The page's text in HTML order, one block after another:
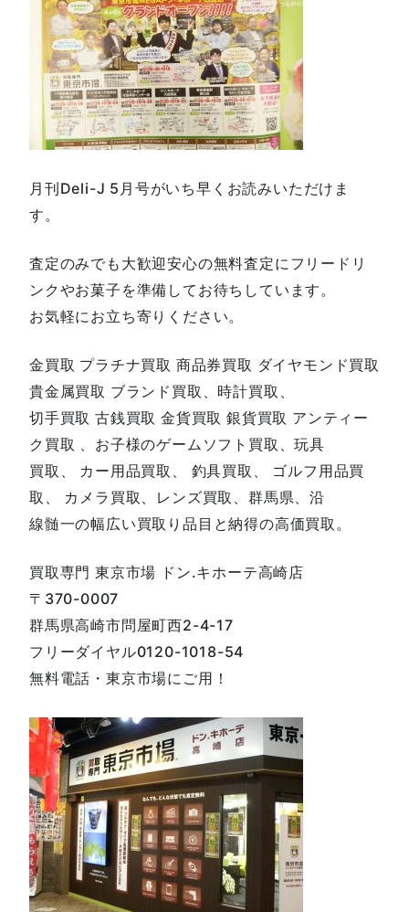
月刊Deli-J 5月号がいち早くお読みいただけま
す。
査定のみでも大歓迎安心の無料査定にフリードリ
ンクやお菓子を準備してお待ちしています。
お気軽にお立ち寄りください。
金買取 プラチナ買取 商品券買取 ダイヤモンド買取
貴金属買取 ブランド買取、時計買取、
切手買取 古銭買取 金貨買取 銀貨買取 アンティー
ク買取 、お子様のゲームソフト買取、玩具
買取、 カー用品買取、 釣具買取、 ゴルフ用品買
取、 カメラ買取、レンズ買取、群馬県、沿
線髄一の幅広い買取り品目と納得の高価買取。
買取専門 東京市場 ドン.キホーテ高崎店
〒370-0007
群馬県高崎市問屋町西2-4-17
フリーダイヤル0120-1018-54
無料電話・東京市場にご用！